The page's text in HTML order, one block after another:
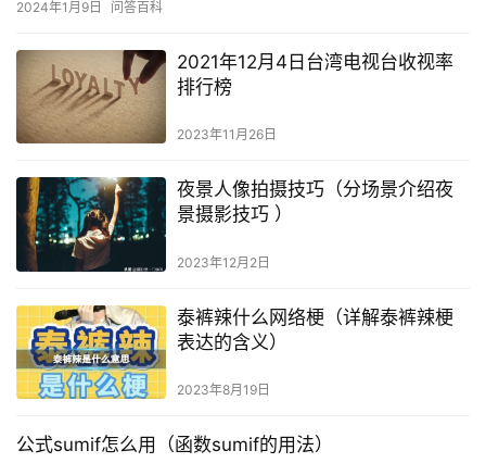
2024年1月9日 问答百科
2021年12月4日台湾电视台收视率
排行榜
2023年11月26日
夜景人像拍摄技巧（分场景介绍夜
景摄影技巧 ）
2023年12月2日
泰裤辣什么网络梗（详解泰裤辣梗
表达的含义）
2023年8月19日
公式sumif怎么用（函数sumif的用法）